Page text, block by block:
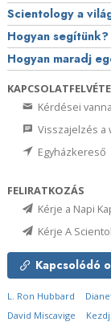
Scientology a
Hogyan segítünk?
Hogyan maradj
Kérdései
Visszajelzés a
Egyházkereső
FELIRATKOZÁS
Kérje a Napi
Kérje A
Kapcsolódó
L. Ron Hubbard
David Miscavige